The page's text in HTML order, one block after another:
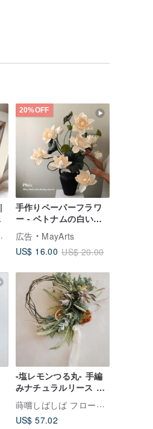
ラル
20%OFF
手作りペーパーフラワ
ー - ベトナムの白い蓮 -
インテリア装飾または
ギフトに
広告
MayArts
US$ 16.00 US$ 20.00
-塩レモンつる丸- 手編
みナチュラルリース ド
ライフラワーリース イ
ンテリア クリスマスギ
フト
蒔嚐しばしば フローラル
US$ 57.02